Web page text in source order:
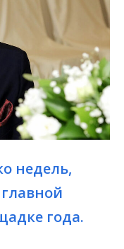
в Москве
недель,
года.